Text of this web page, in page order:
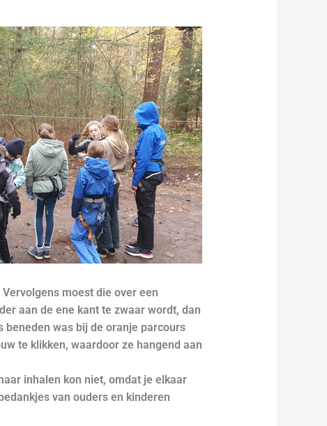
moest die over een
aan de ene kant te zwaar wordt, dan
was bij de oranje parcours
te klikken, waardoor ze hangend aan
inhalen kon niet, omdat je elkaar
van ouders en kinderen